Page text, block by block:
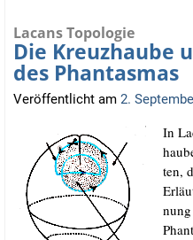
Lacans Topologie
Die Kreuzhaube
des Phantasmas
Veröffentlicht am 2.
In
ten,